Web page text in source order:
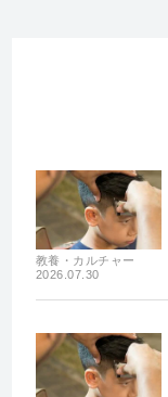
教養・カルチャー
2026.07.30